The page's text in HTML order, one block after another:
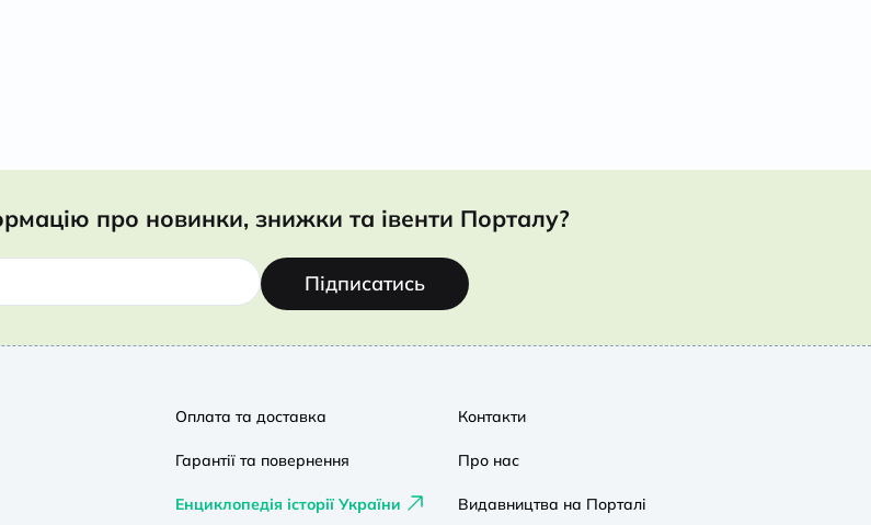
про новинки, знижки та івенти Порталу?
Підписатись
Оплата та доставка
Гарантії та повернення
Енциклопедія історії України
Контакти
Про нас
Видавництва на Порталі